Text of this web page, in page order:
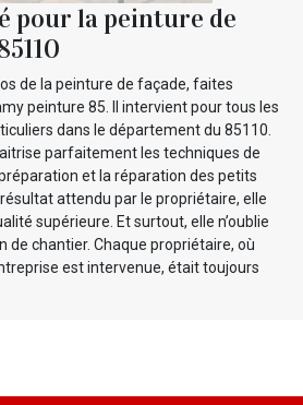
pour la peinture de
de la peinture de façade, faites
peinture 85. Il intervient pour tous les
dans le département du 85110.
parfaitement les techniques de
et la réparation des petits
attendu par le propriétaire, elle
supérieure. Et surtout, elle n’oublie
de chantier. Chaque propriétaire, où
est intervenue, était toujours